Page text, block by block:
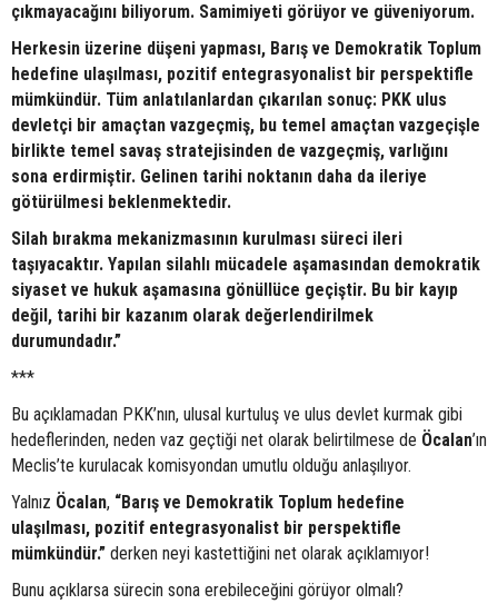
çıkmayacağını biliyorum. Samimiyeti görüyor ve güveniyorum.
Herkesin üzerine düşeni yapması, Barış ve Demokratik Toplum
hedefine ulaşılması, pozitif entegrasyonalist bir perspektifle
mümkündür. Tüm anlatılanlardan çıkarılan sonuç: PKK ulus
devletçi bir amaçtan vazgeçmiş, bu temel amaçtan vazgeçişle
birlikte temel savaş stratejisinden de vazgeçmiş, varlığını
sona erdirmiştir. Gelinen tarihi noktanın daha da ileriye
götürülmesi beklenmektedir.
Silah bırakma mekanizmasının kurulması süreci ileri
taşıyacaktır. Yapılan silahlı mücadele aşamasından demokratik
siyaset ve hukuk aşamasına gönüllüce geçiştir. Bu bir kayıp
değil, tarihi bir kazanım olarak değerlendirilmek
durumundadır.”
***
Bu açıklamadan PKK’nın, ulusal kurtuluş ve ulus devlet kurmak gibi
hedeflerinden, neden vaz geçtiği net olarak belirtilmese de Öcalan’ın
Meclis’te kurulacak komisyondan umutlu olduğu anlaşılıyor.
Yalnız Öcalan, “Barış ve Demokratik Toplum hedefine
ulaşılması, pozitif entegrasyonalist bir perspektifle
mümkündür.” derken neyi kastettiğini net olarak açıklamıyor!
Bunu açıklarsa sürecin sona erebileceğini görüyor olmalı?